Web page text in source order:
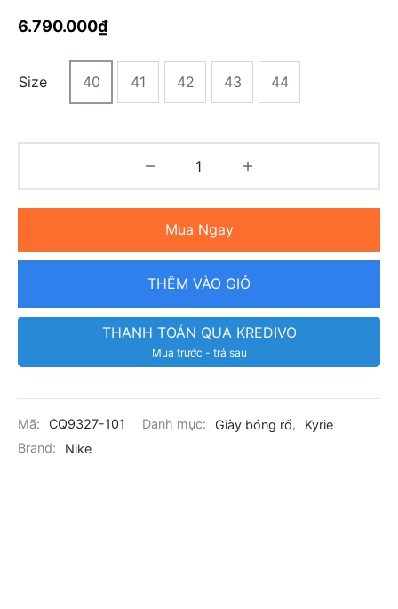
6.790.000₫
Size 40 41 42 43 44
Mua Ngay
THÊM VÀO GIỎ
THANH TOÁN QUA KREDIVO
Mua trước - trả sau
Mã: CQ9327-101 Danh mục: Giày bóng rổ,
Kyrie
Brand:
Nike